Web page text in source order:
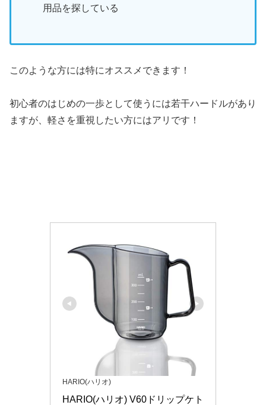
用品を探している
このような方には特にオススメできます！
初心者のはじめの一歩として使うには若干ハードルがあり
ますが、軽さを重視したい方にはアリです！
HARIO(ハリオ)
HARIO(ハリオ) V60ドリップケト